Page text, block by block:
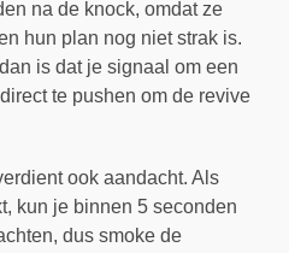
na de knock, omdat ze
hun plan nog niet strak is.
is dat je signaal om een
te pushen om de revive
ook aandacht. Als
kun je binnen 5 seconden
dus smoke de